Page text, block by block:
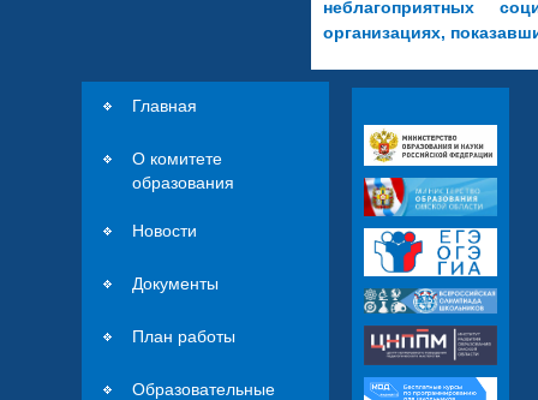
неблагоприятных
организациях,
Главная
О комитете
образования
Новости
Документы
План работы
Образовательные